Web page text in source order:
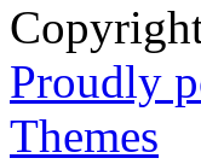
Proudly
Themes